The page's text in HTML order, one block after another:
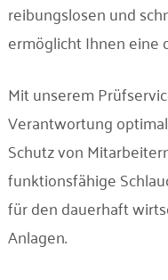
reibungslosen und
ermöglicht Ihnen eine
Mit unserem
Verantwortung
Schutz von
funktionsfähige
für den dauerhaft
Anlagen.